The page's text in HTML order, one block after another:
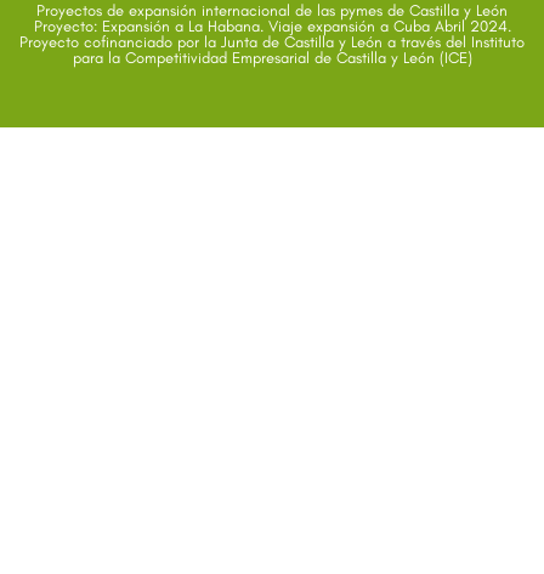
Proyectos de expansión internacional de las pymes de Castilla y León
Proyecto: Expansión a La Habana. Viaje expansión a Cuba Abril 2024.
Proyecto cofinanciado por la Junta de Castilla y León a través del Instituto
para la Competitividad Empresarial de Castilla y León (ICE)